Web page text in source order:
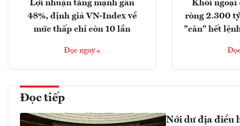
Lợi nhuận tăng mạnh gần
48%, định giá VN-Index về
mức thấp chỉ còn 10 lần
Đọc ngay
Khối ngoại
ròng 2.300
"cân" hết
Đọc tiếp
Nới dư địa điều